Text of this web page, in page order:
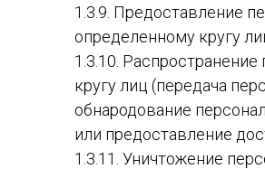
1.3.9. Предоставление
определенному кругу
1.3.10.
кругу лиц (передача
обнародование
или предоставление
1.3.11. Уничтожение